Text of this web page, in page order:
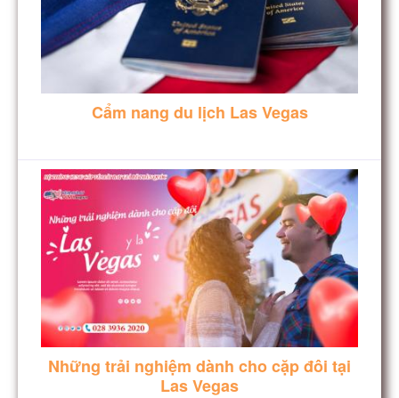
Cẩm nang du lịch Las Vegas
Những trải nghiệm dành cho cặp đôi tại
Las Vegas